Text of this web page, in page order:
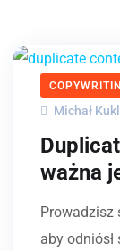
Michał
ważna
Prowadzisz
aby